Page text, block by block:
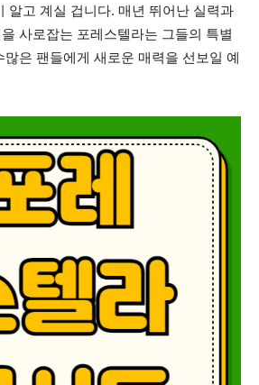
알고 계실 겁니다. 매년 뛰어난 실력과
사로잡는 포레스텔라는 그들의 특별
은 팬들에게 새로운 매력을 선보일 예